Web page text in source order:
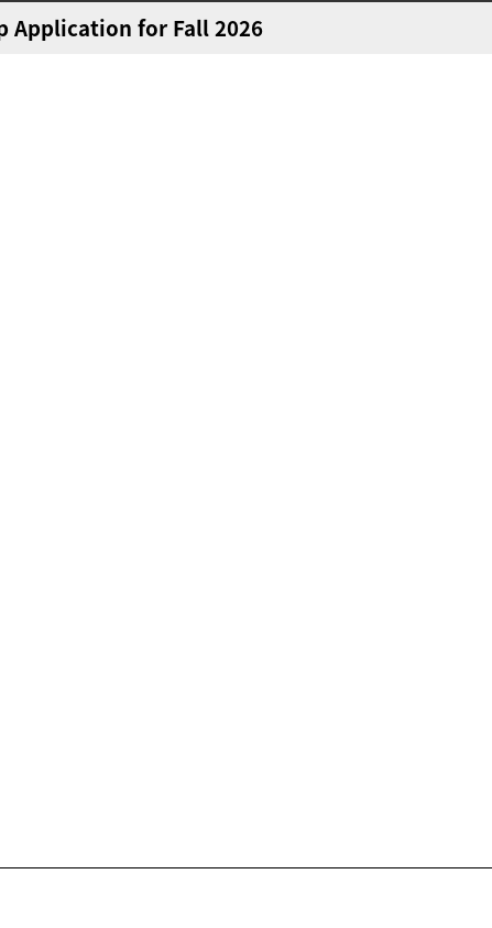
Application for Fall 2026